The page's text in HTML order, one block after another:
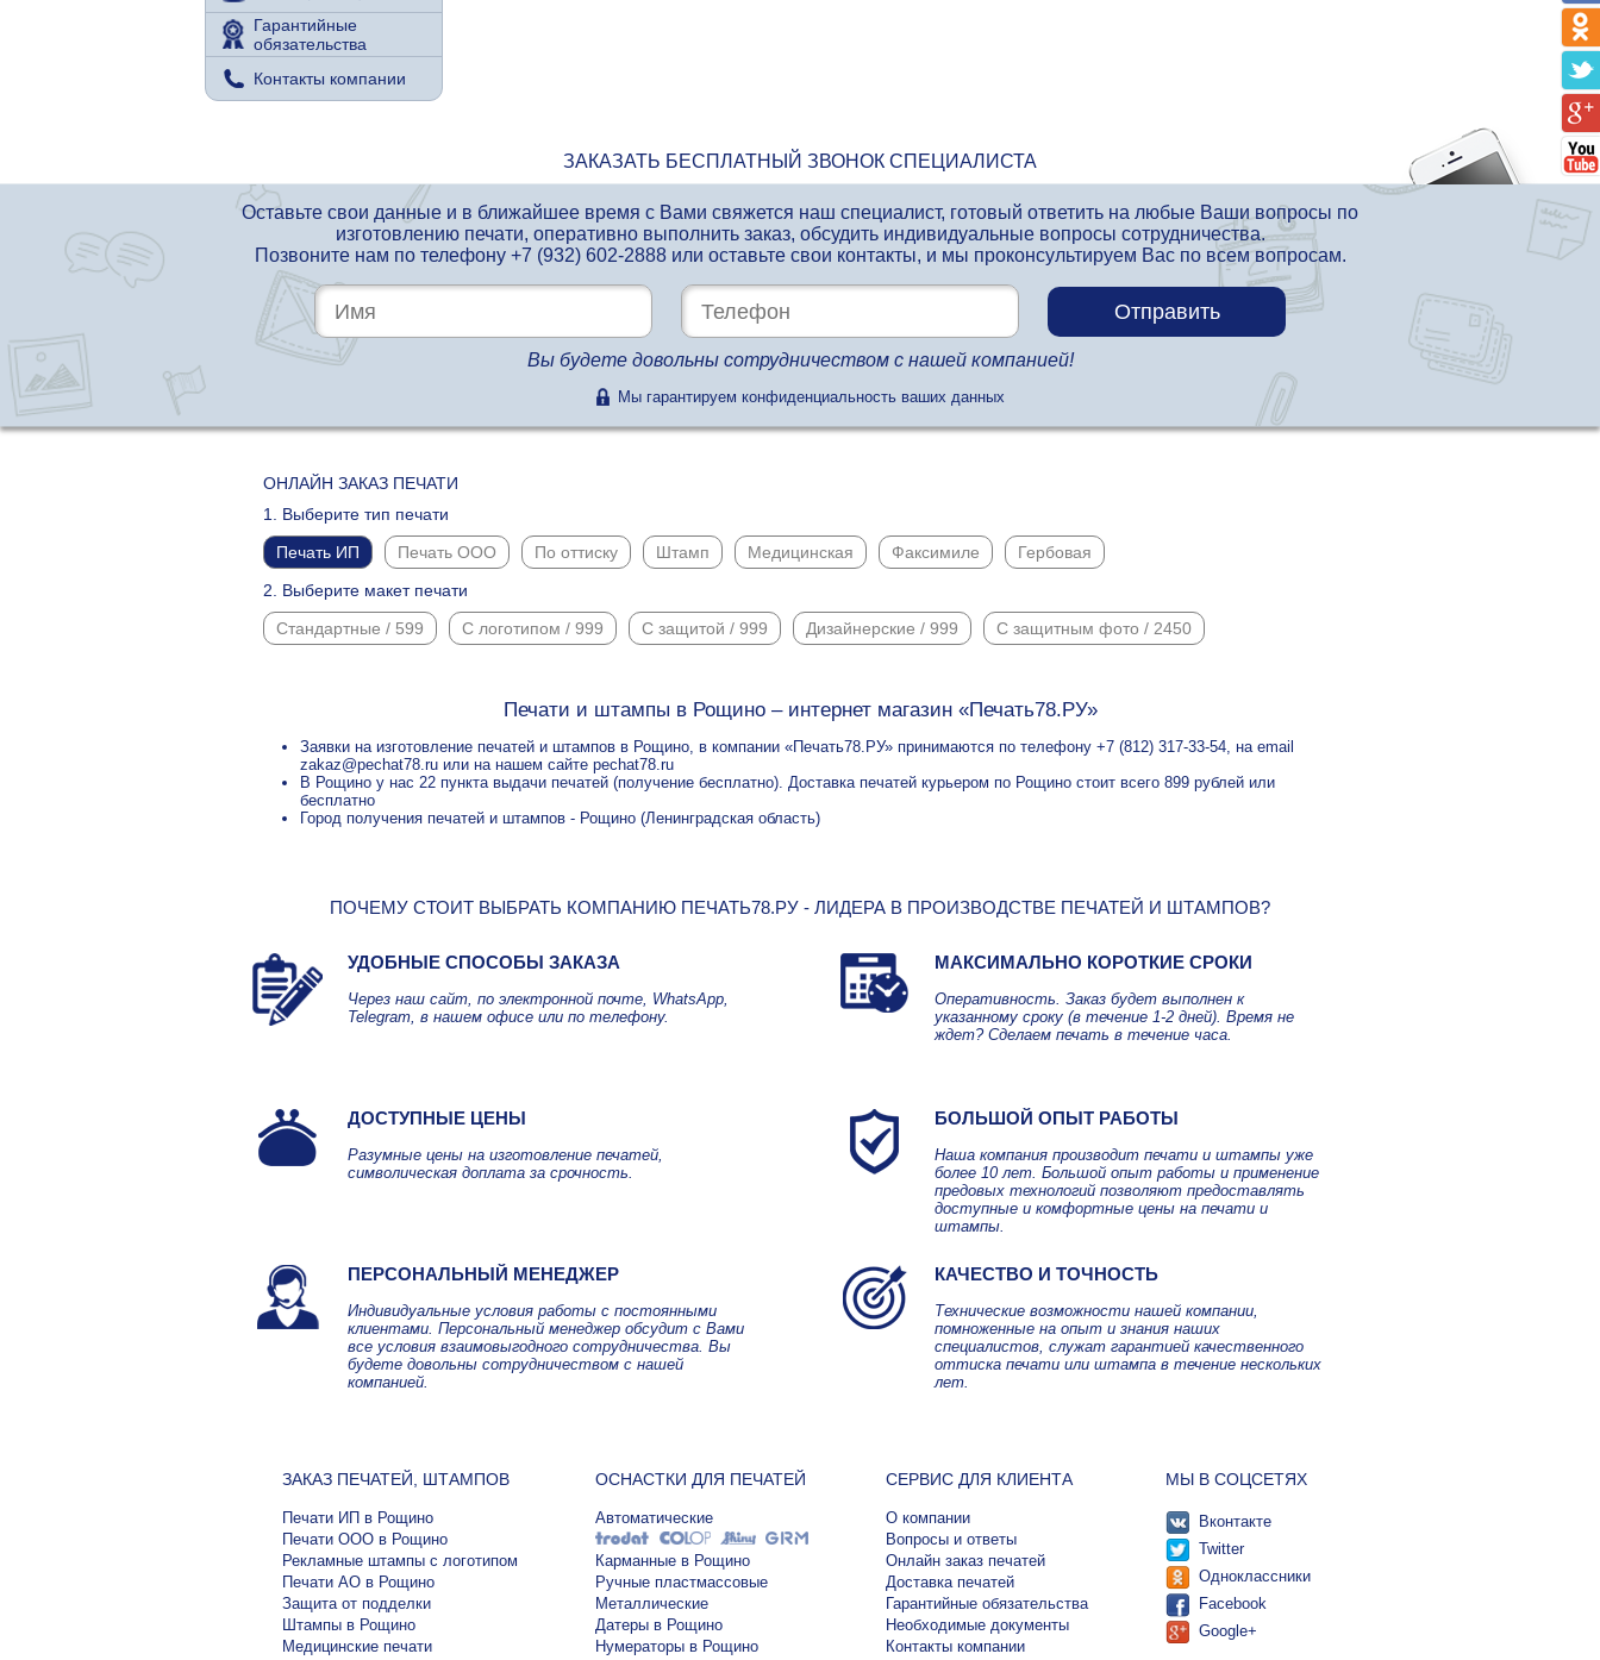
Гарантийные
обязательства
Контакты компании
ЗАКАЗАТЬ БЕСПЛАТНЫЙ ЗВОНОК СПЕЦИАЛИСТА
Оставьте свои данные и в ближайшее время с Вами свяжется наш специалист, готовый ответить на любые Ваши вопросы по
изготовлению печати, оперативно выполнить заказ, обсудить индивидуальные вопросы сотрудничества.
Позвоните нам по телефону +7 (932) 602-2888или оставьте свои контакты, и мы проконсультируем Вас по всем вопросам.
Вы будете довольны сотрудничеством с нашей компанией!
Мы гарантируем конфиденциальность ваших данных
ОНЛАЙН ЗАКАЗ ПЕЧАТИ
1. Выберите тип печати
Печать ИП
Печать ООО По оттиску Штамп Медицинская Факсимиле
Гербовая
2. Выберите макет печати
Стандартные / 599
С логотипом / 999 С защитой / 999 Дизайнерские / 999 С защитным фото / 2450
Печати и штампы в Рощино – интернет магазин «Печать78.РУ»
Заявки на изготовление печатей и штампов в Рощино, в компании «Печать78.РУ» принимаются по телефону +7 (812) 317-33-54, на email
zakaz@pechat78.ru или на нашем сайте pechat78.ru
В Рощино у нас 22 пункта выдачи печатей (получение бесплатно). Доставка печатей курьером по Рощино стоит всего 899 рублей или
бесплатно
Город получения печатей и штампов - Рощино (Ленинградская область)
ПОЧЕМУ СТОИТ ВЫБРАТЬ КОМПАНИЮ ПЕЧАТЬ78.РУ - ЛИДЕРА В ПРОИЗВОДСТВЕ ПЕЧАТЕЙ И ШТАМПОВ?
УДОБНЫЕ СПОСОБЫ ЗАКАЗА
Через наш сайт, по электронной почте, WhatsApp,
Telegram, в нашем офисе или по телефону.
МАКСИМАЛЬНО КОРОТКИЕ СРОКИ
Оперативность. Заказ будет выполнен к
указанному сроку (в течение 1-2 дней). Время не
ждет? Сделаем печать в течение часа.
ДОСТУПНЫЕ ЦЕНЫ
Разумные цены на изготовление печатей,
символическая доплата за срочность.
БОЛЬШОЙ ОПЫТ РАБОТЫ
Наша компания производит печати и штампы уже
более 10 лет. Большой опыт работы и применение
предовых технологий позволяют предоставлять
доступные и комфортные цены на печати и
штампы.
ПЕРСОНАЛЬНЫЙ МЕНЕДЖЕР
Индивидуальные условия работы с постоянными
клиентами. Персональный менеджер обсудит с Вами
все условия взаимовыгодного сотрудничества. Вы
будете довольны сотрудничеством с нашей
компанией.
КАЧЕСТВО И ТОЧНОСТЬ
Технические возможности нашей компании,
помноженные на опыт и знания наших
специалистов, служат гарантией качественного
оттиска печати или штампа в течение нескольких
лет.
ЗАКАЗ ПЕЧАТЕЙ, ШТАМПОВ
Печати ИП в Рощино
Печати ООО в Рощино
Рекламные штампы с логотипом
Печати АО в Рощино
Защита от подделки
Штампы в Рощино
Медицинские печати
ОСНАСТКИ ДЛЯ ПЕЧАТЕЙ
Автоматические
Карманные в Рощино
Ручные пластмассовые
Металлические
Датеры в Рощино
Нумераторы в Рощино
СЕРВИС ДЛЯ КЛИЕНТА
О компании
Вопросы и ответы
Онлайн заказ печатей
Доставка печатей
Гарантийные обязательства
Необходимые документы
Контакты компании
МЫ В СОЦСЕТЯХ
Вконтакте
Twitter
Одноклассники
Facebook
Google+